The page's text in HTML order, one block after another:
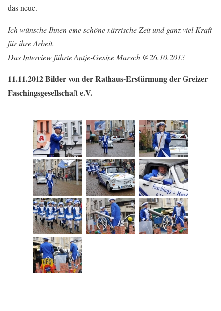
das neue.
Ich wünsche Ihnen eine schöne närrische Zeit und ganz viel Kraft
für ihre Arbeit.
Das Interview führte Antje-Gesine Marsch @26.10.2013
11.11.2012 Bilder von der Rathaus-Erstürmung der Greizer
Faschingsgesellschaft e.V.